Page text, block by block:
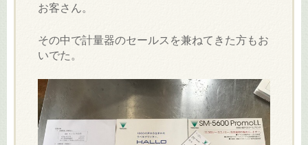
お客さん。
その中で計量器のセールスを兼ねてきた方もお
いでた。